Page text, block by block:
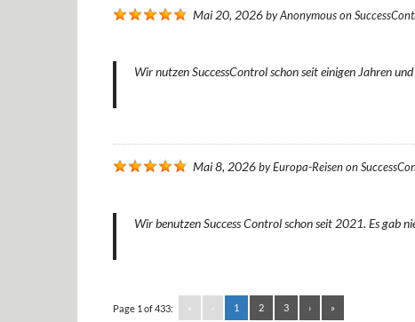
Mai 20, 2026byAnonymouson
Wir nutzen SuccessControl schon seit einigen Jahren
Mai 8, 2026byEuropa-Reisenon
Wir benutzen Success Control schon seit 2021. Es gab
Page 1 of 433: « ‹ 1 2 3 › »